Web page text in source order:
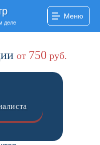
деле
Меню
от 750 руб.